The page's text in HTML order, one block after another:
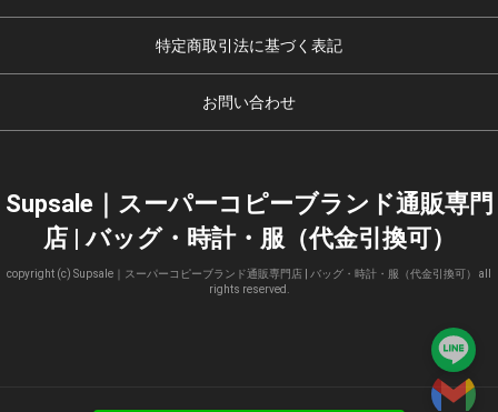
特定商取引法に基づく表記
お問い合わせ
Supsale｜スーパーコピーブランド通販専門
店 | バッグ・時計・服（代金引換可）
copyright (c) Supsale｜スーパーコピーブランド通販専門店 | バッグ・時計・服（代金引換可） all
rights reserved.